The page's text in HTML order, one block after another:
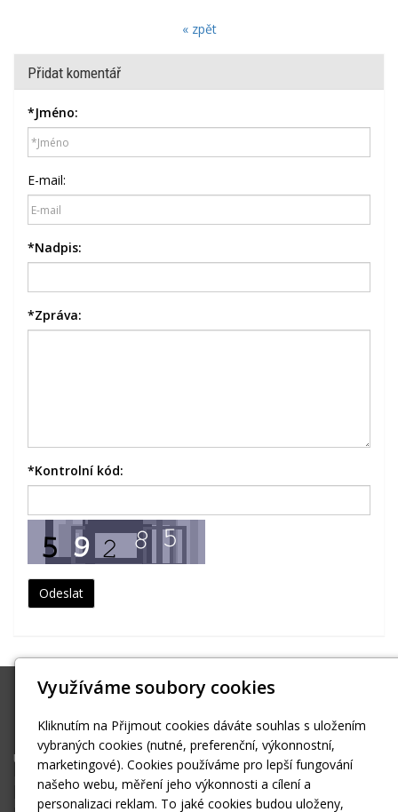
« zpět
Přidat komentář
*Jméno:
E-mail:
*Nadpis:
*Zpráva:
*Kontrolní kód:
Pavel Fedor
pavez4@volny.cz
Úvodní stránka
Kontakt
Kontaktní formulář
Využíváme soubory cookies
Kliknutím na Přijmout cookies dáváte souhlas s uložením
vybraných cookies (nutné, preferenční, výkonnostní,
marketingové). Cookies používáme pro lepší fungování
našeho webu, měření jeho výkonnosti a cílení a
personalizaci reklam. To jaké cookies budou uloženy,